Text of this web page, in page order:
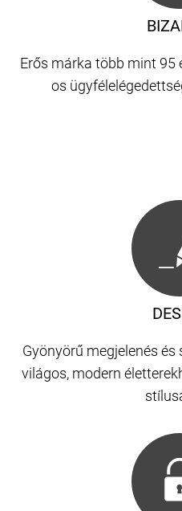
Erős márka több mint 95
os
Gyönyörű megjelenés
világos, modern